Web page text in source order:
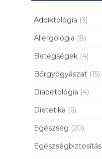
Addiktológia (3)
Allergológia (8)
Betegségek (4)
Bőrgyógyászat (15)
Diabetológia (4)
Dietetika (6)
Egészség (20)
Egészségbiztosítás